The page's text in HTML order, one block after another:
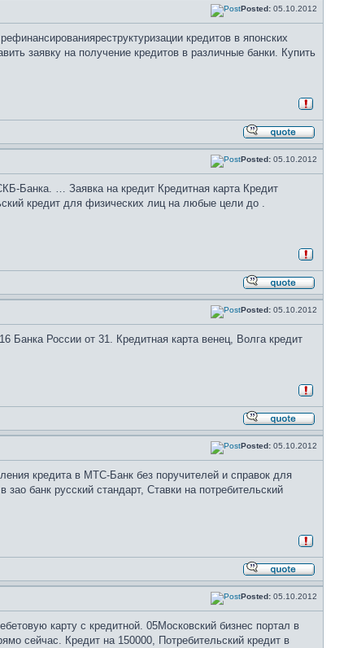
Posted: 05.10.2012
кредитов в японских
заявку на получение кредитов в различные банки. Купить
Posted: 05.10.2012
Банка. … Заявка на кредит Кредитная карта Кредит
кредит для физических лиц на любые цели до .
Posted: 05.10.2012
России от 31. Кредитная карта венец, Волга кредит
Posted: 05.10.2012
кредита в МТС-Банк без поручителей и справок для
банк русский стандарт, Ставки на потребительский
Posted: 05.10.2012
карту с кредитной. 05Московский бизнес портал в
сейчас. Кредит на 150000, Потребительский кредит в